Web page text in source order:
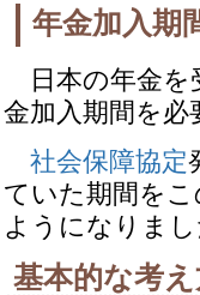
年金加入期
日本の年金を
金加入期間を
社会保障協定
ていた期間を
ようになりま
基本的な考